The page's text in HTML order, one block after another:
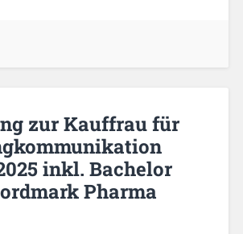
zur Kauffrau für
inkl. Bachelor
Pharma